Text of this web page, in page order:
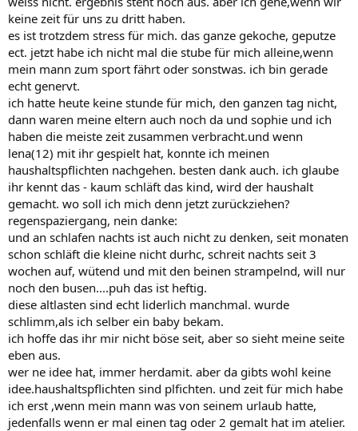
keine zeit für uns zu dritt haben.
es ist trotzdem stress für mich. das ganze gekoche, geputze
ect. jetzt habe ich nicht mal die stube für mich alleine,wenn
mein mann zum sport fährt oder sonstwas. ich bin gerade
echt genervt.
ich hatte heute keine stunde für mich, den ganzen tag nicht,
dann waren meine eltern auch noch da und sophie und ich
haben die meiste zeit zusammen verbracht.und wenn
lena(12) mit ihr gespielt hat, konnte ich meinen
haushaltspflichten nachgehen. besten dank auch. ich glaube
ihr kennt das - kaum schläft das kind, wird der haushalt
gemacht. wo soll ich mich denn jetzt zurückziehen?
regenspaziergang, nein danke:
und an schlafen nachts ist auch nicht zu denken, seit monaten
schon schläft die kleine nicht durhc, schreit nachts seit 3
wochen auf, wütend und mit den beinen strampelnd, will nur
noch den busen....puh das ist heftig.
diese altlasten sind echt liderlich manchmal. wurde
schlimm,als ich selber ein baby bekam.
ich hoffe das ihr mir nicht böse seit, aber so sieht meine seite
eben aus.
wer ne idee hat, immer herdamit. aber da gibts wohl keine
idee.haushaltspflichten sind plfichten. und zeit für mich habe
ich erst ,wenn mein mann was von seinem urlaub hatte,
jedenfalls wenn er mal einen tag oder 2 gemalt hat im atelier.